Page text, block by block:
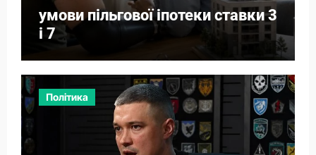
умови пільгової іпотеки ставки 3
і 7
Політика